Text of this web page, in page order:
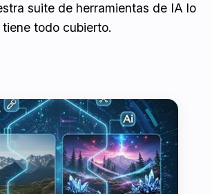
suite de herramientas de IA lo
tiene todo cubierto.